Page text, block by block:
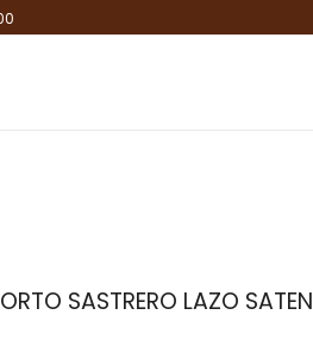
SASTRERO LAZO SATEN